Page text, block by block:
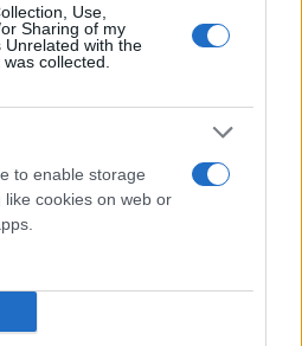
Use,
Sharing of my
Unrelated with the
collected.
to enable storage
cookies on web or
ατιμωρησία υπουργών»
Συλλόγου Αθηνών